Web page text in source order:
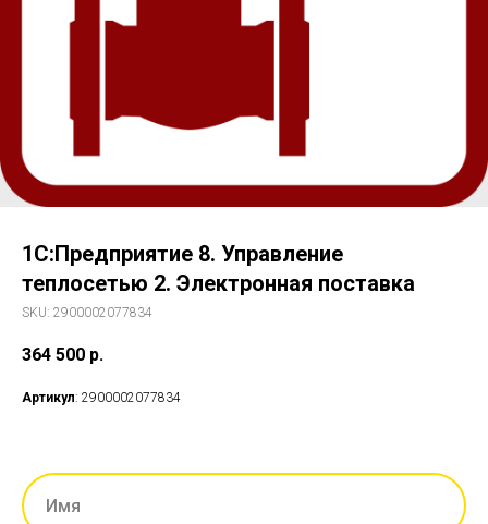
1С:Предприятие 8. Управление
теплосетью 2. Электронная поставка
SKU: 2900002077834
364 500 р.
Артикул: 2900002077834